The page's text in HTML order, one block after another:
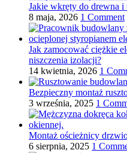
Jakie wkręty do drewna i
8 maja, 2026 1 Comment
Jak zamocować ciężkie
niszczenia izolacji?
14 kwietnia, 2026 1
Bezpieczny montaż
3 września, 2025 1
Montaż ościeżnicy
6 sierpnia, 2025 1